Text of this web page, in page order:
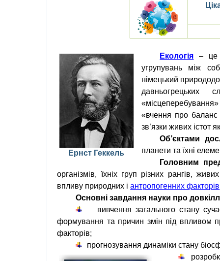
Ернст Геккель
Екологія – це
угрупувань
між
німецький
давньогрецьких
«місцеперебування
«вчення про баланс
зв’язки живих істот
Об’єктами
планети та їхні
Головним
організмів, їхніх груп різних рангів,
впливу природних іантропогенних факторів
Основні завдання науки про
вивчення загального стану
формування та причин змін під впливом
факторів;
прогнозування динаміки стану